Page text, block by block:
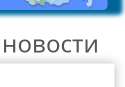
услуги
(перевода) обучающихся